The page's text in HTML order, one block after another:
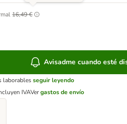
16,49 €
Avisadme cuando esté
laborables seguir leyendo
IVAVergastos de envío